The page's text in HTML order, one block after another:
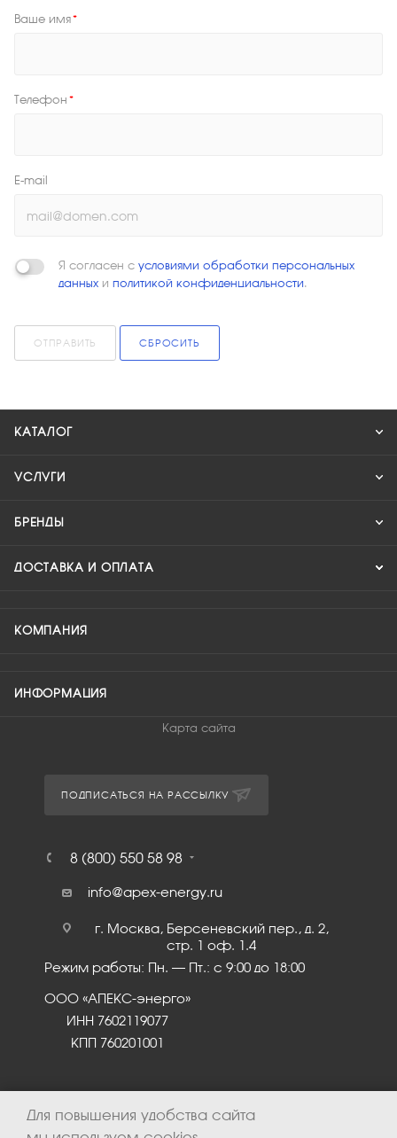
Ваше имя*
Телефон *
E-mail
Я согласен с условиями обработки персональных
данных и политикой конфиденциальности.
ОТПРАВИТЬ СБРОСИТЬ
КАТАЛОГ
УСЛУГИ
БРЕНДЫ
ДОСТАВКА И ОПЛАТА
КОМПАНИЯ
ИНФОРМАЦИЯ
Карта сайта
ПОДПИСАТЬСЯ НА РАССЫЛКУ
8 (800) 550 58 98
info@apex-energy.ru
г. Москва, Берсеневский пер., д. 2,
стр. 1 оф. 1.4
Режим работы: Пн. – Пт.: с 9:00 до 18:00
ООО «АПЕКС-энерго»
ИНН 7602119077
КПП 760201001
Для повышения удобства сайта